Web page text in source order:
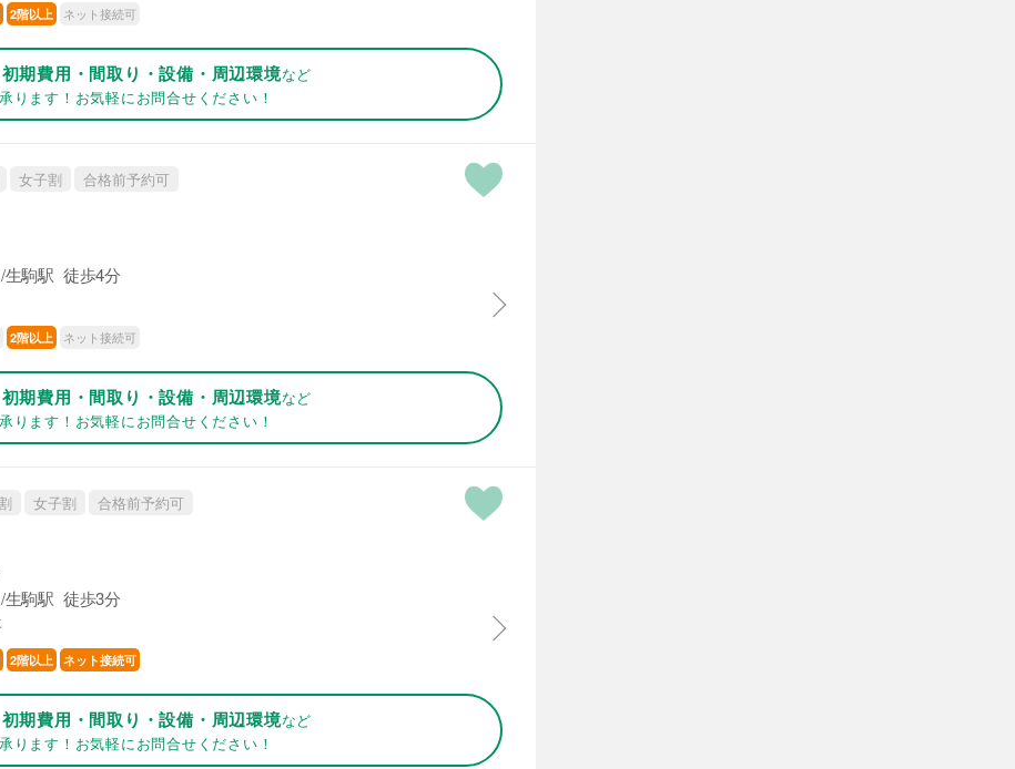
2階以上 ネット接続可
期費用・間取り・設備・周辺環境など
ります！お気軽にお問合せください！
女子割 合格前予約可
生駒駅 徒歩4分
2階以上 ネット接続可
期費用・間取り・設備・周辺環境など
ります！お気軽にお問合せください！
女子割 合格前予約可
生駒駅 徒歩3分
2階以上 ネット接続可
期費用・間取り・設備・周辺環境など
ります！お気軽にお問合せください！